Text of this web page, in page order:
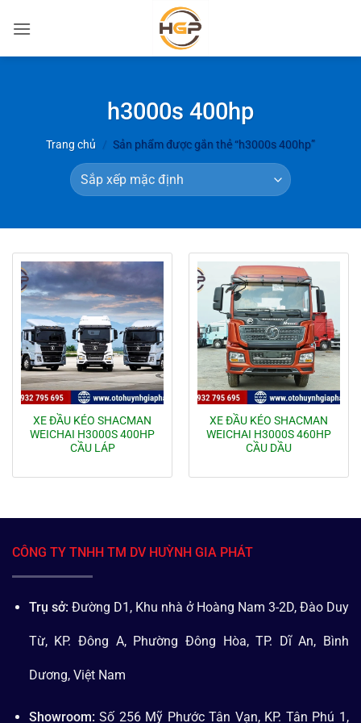
qua
h3000s 400hp
Trang chủ / Sản phẩm được gắn thẻ “h3000s 400hp”
XE ĐẦU KÉO SHACMAN
WEICHAI H3000S 400HP
CẦU LÁP
XE ĐẦU KÉO SHACMAN
WEICHAI H3000S 460HP
CẦU DẦU
CÔNG TY TNHH TM DV HUỲNH GIA PHÁT
Trụ sở: Đường D1, Khu nhà ở Hoàng Nam 3-2D, Đào Duy
Từ, KP. Đông A, Phường Đông Hòa, TP. Dĩ An, Bình
Dương, Việt Nam
Showroom: Số 256 Mỹ Phước Tân Vạn, KP. Tân Phú 1,